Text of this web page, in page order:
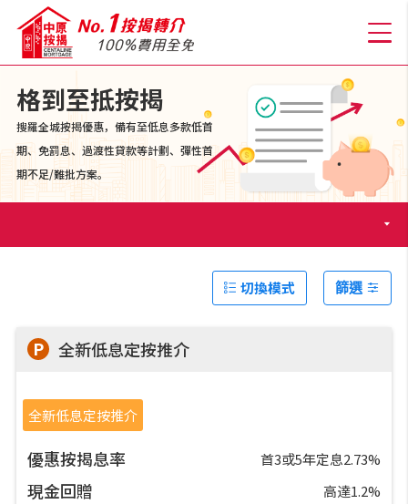
關於我們
格到至抵按揭
免費開戶轉介服務
私人貸款
優惠禮遇
格到至抵按揭
搜羅全城按揭優惠，備有至低息多款低首
期、免罰息、過渡性貸款等計劃、彈性首
期不足/難批方案。
切換模式 篩選
P 全新低息定按推介
全新低息定按推介
優惠按揭息率 首3或5年定息2.73%
現金回贈 高達1.2%